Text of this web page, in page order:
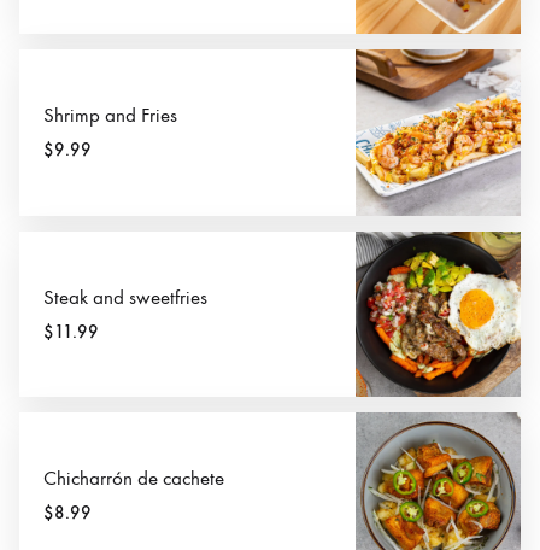
Shrimp and Fries
$9.99
Steak and sweetfries
$11.99
Chicharrón de cachete
$8.99